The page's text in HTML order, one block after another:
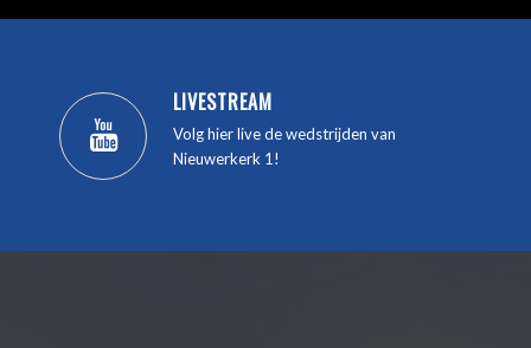
LIVESTREAM
Volg hier live de wedstrijden van
Nieuwerkerk 1!